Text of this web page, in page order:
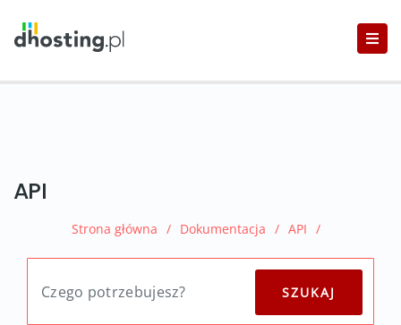
API
Strona główna / Dokumentacja / API /